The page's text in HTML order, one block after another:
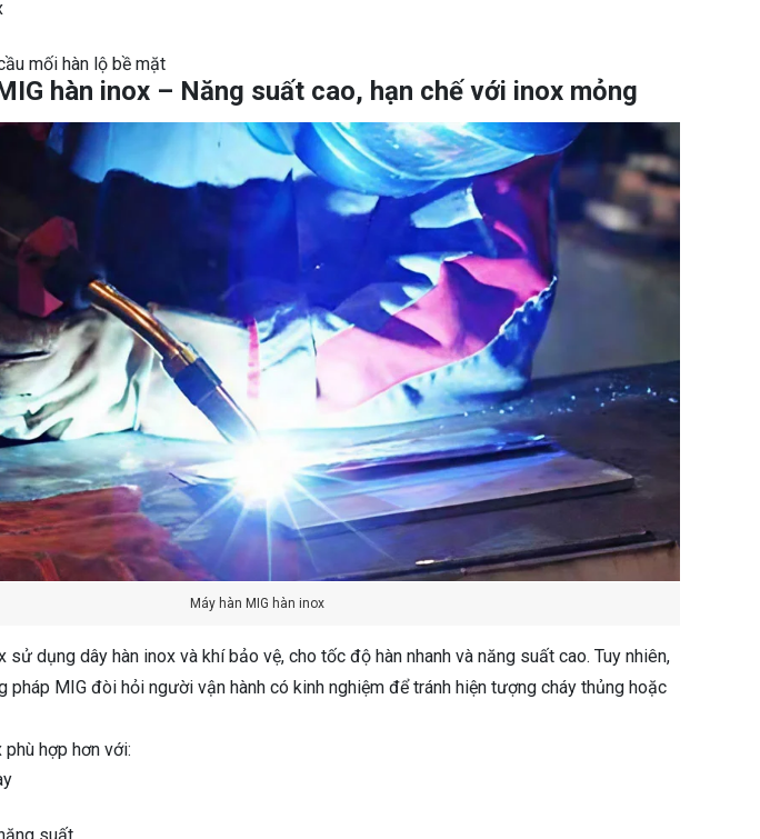
mối hàn lộ bề mặt
hàn inox – Năng suất cao, hạn chế với inox mỏng
Máy hàn MIG hàn inox
sử dụng dây hàn inox và khí bảo vệ, cho tốc độ hàn nhanh và năng suất cao. Tuy nhiên,
pháp MIG đòi hỏi người vận hành có kinh nghiệm để tránh hiện tượng cháy thủng hoặc
phù hợp hơn với: